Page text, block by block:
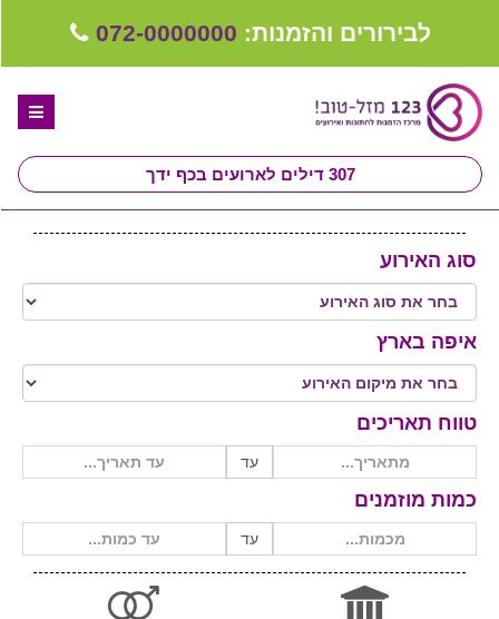
לבירורים והזמנות: 072-0000000
307 דילים לארועים בכף ידך
ספקים לחתונה מומלצים
קבלו ייעוץ בחינם
שירות אישי בקליק
סוג האירוע
איפה בארץ
טווח תאריכים
עד
כמות מוזמנים
עד